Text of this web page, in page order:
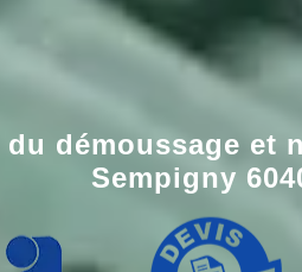
démoussage et
Sempigny